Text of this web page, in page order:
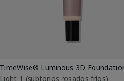
TimeWise® Luminous 3D
Light 1​ (subtonos rosados fríos)